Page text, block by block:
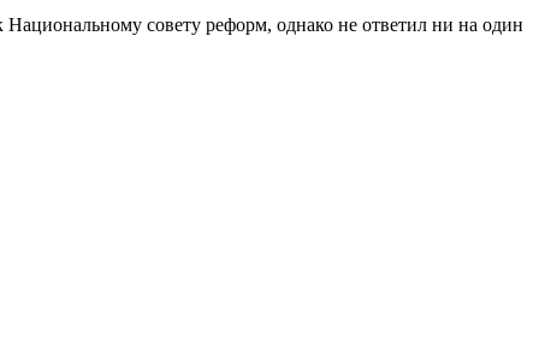
Национальному совету реформ, однако не ответил ни на один